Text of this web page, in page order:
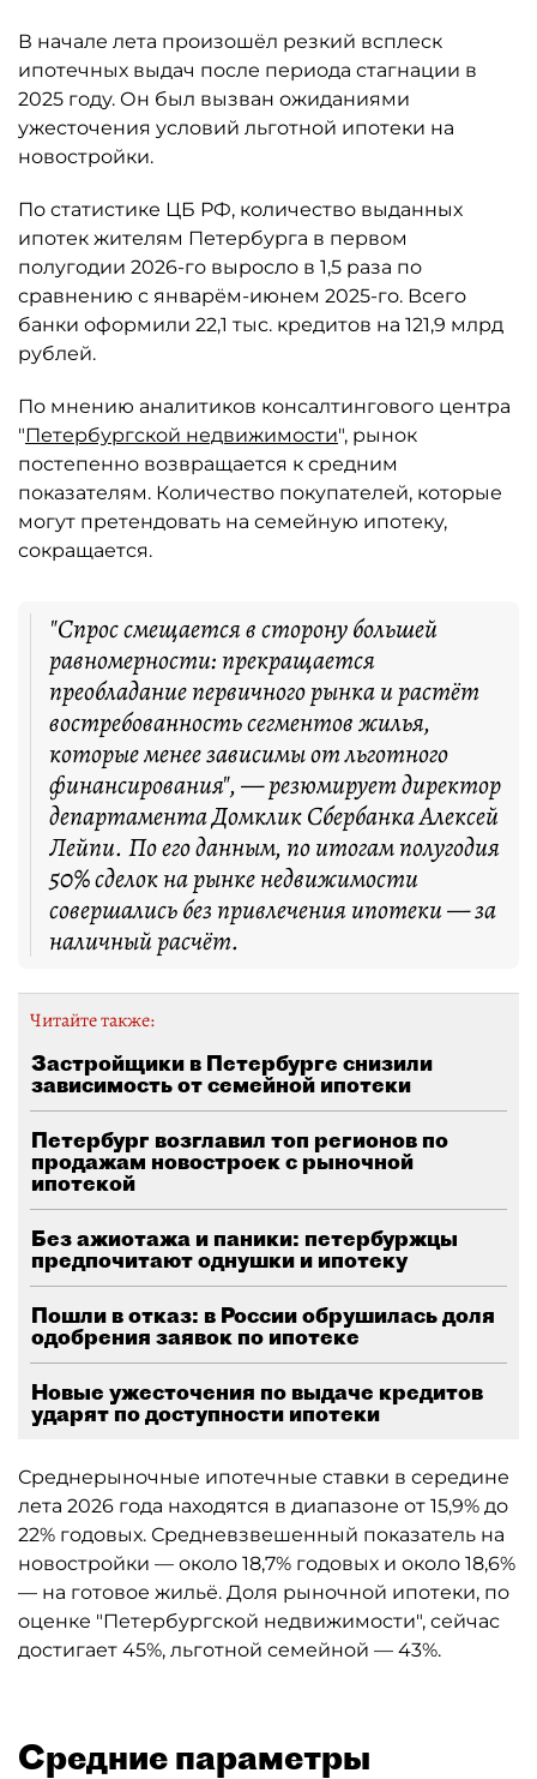
В начале лета произошёл резкий всплеск
ипотечных выдач после периода стагнации в
2025 году. Он был вызван ожиданиями
ужесточения условий льготной ипотеки на
новостройки.
По статистике ЦБ РФ, количество выданных
ипотек жителям Петербурга в первом
полугодии 2026-го выросло в 1,5 раза по
сравнению с январём-июнем 2025-го. Всего
банки оформили 22,1 тыс. кредитов на 121,9 млрд
рублей.
По мнению аналитиков консалтингового центра
"Петербургской недвижимости", рынок
постепенно возвращается к средним
показателям. Количество покупателей, которые
могут претендовать на семейную ипотеку,
сокращается.
"Спрос смещается в сторону большей
равномерности: прекращается
преобладание первичного рынка и растёт
востребованность сегментов жилья,
которые менее зависимы от льготного
финансирования", — резюмирует директор
департамента Домклик Сбербанка Алексей
Лейпи. По его данным, по итогам полугодия
50% сделок на рынке недвижимости
совершались без привлечения ипотеки — за
наличный расчёт.
Читайте также:
Застройщики в Петербурге снизили
зависимость от семейной ипотеки
Петербург возглавил топ регионов по
продажам новостроек с рыночной
ипотекой
Без ажиотажа и паники: петербуржцы
предпочитают однушки и ипотеку
Пошли в отказ: в России обрушилась доля
одобрения заявок по ипотеке
Новые ужесточения по выдаче кредитов
ударят по доступности ипотеки
Среднерыночные ипотечные ставки в середине
лета 2026 года находятся в диапазоне от 15,9% до
22% годовых. Средневзвешенный показатель на
новостройки — около 18,7% годовых и около 18,6%
— на готовое жильё. Доля рыночной ипотеки, по
оценке "Петербургской недвижимости", сейчас
достигает 45%, льготной семейной — 43%.
Средние параметры